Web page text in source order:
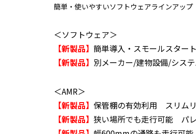
簡単・使いやすいソフトウェアラインアップ
＜ソフトウェア＞
【新製品】 簡単導入・スモールスタ
【新製品】 別メーカー/建物設備/シス
＜AMR＞
【新製品】 保管棚の有効利用 スリム
【新製品】 狭い場所でも走行可能 パ